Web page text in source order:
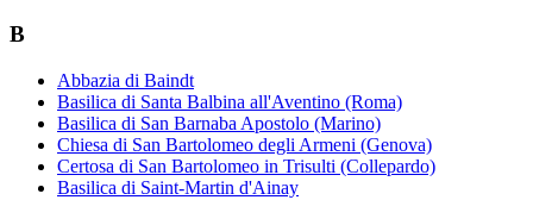
B
Abbazia di Baindt
Basilica di Santa Balbina all'Aventino (Roma)
Basilica di San Barnaba Apostolo (Marino)
Chiesa di San Bartolomeo degli Armeni (Genova)
Certosa di San Bartolomeo in Trisulti (Collepardo)
Basilica di Saint-Martin d'Ainay